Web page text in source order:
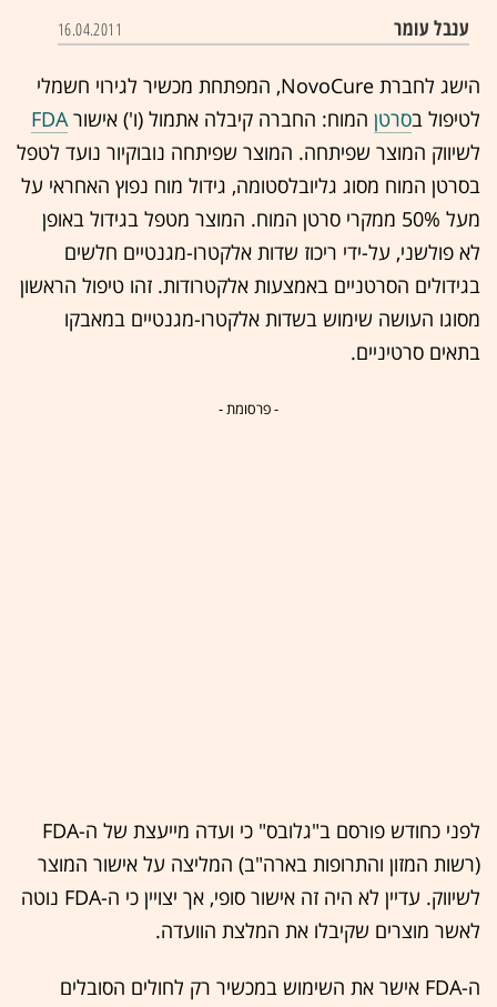
ענבל עומר 16.04.2011
הישג לחברת NovoCure, המפתחת מכשיר לגירוי חשמלי
לטיפול בסרטן המוח: החברה קיבלה אתמול (ו') אישור FDA
לשיווק המוצר שפיתחה. המוצר שפיתחה נובוקיור נועד לטפל
בסרטן המוח מסוג גליובלסטומה, גידול מוח נפוץ האחראי על
מעל 50% ממקרי סרטן המוח. המוצר מטפל בגידול באופן
לא פולשני, על-ידי ריכוז שדות אלקטרו-מגנטיים חלשים
בגידולים הסרטניים באמצעות אלקטרודות. זהו טיפול הראשון
מסוגו העושה שימוש בשדות אלקטרו-מגנטיים במאבקו
בתאים סרטיניים.
- פרסומת -
לפני כחודש פורסם ב"גלובס" כי ועדה מייעצת של ה-FDA
(רשות המזון והתרופות בארה"ב) המליצה על אישור המוצר
לשיווק. עדיין לא היה זה אישור סופי, אך יצויין כי ה-FDA נוטה
לאשר מוצרים שקיבלו את המלצת הוועדה.
ה-FDA אישר את השימוש במכשיר רק לחולים הסובלים